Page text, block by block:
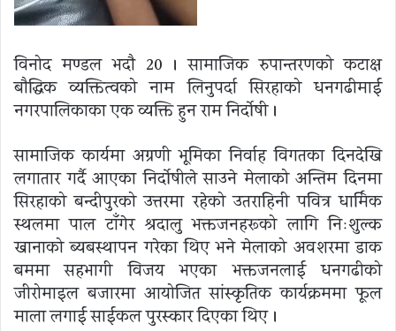
विनोद मण्डल भदाै 20 । सामाजिक रुपान्तरणको कटाक्ष
बाैद्धिक व्यक्तित्वको नाम लिनुपर्दा सिरहाको धनगढीमाई
नगरपालिकाका एक व्यक्ति हुन राम निर्दोषी ।
सामाजिक कार्यमा अग्रणी भूमिका निर्वाह विगतका दिनदेखि
लगातार गर्दै आएका निर्दोषीले साउने मेलाको अन्तिम दिनमा
सिरहाको बन्दीपुरको उत्तरमा रहेको उतराहिनी पवित्र धार्मिक
स्थलमा पाल टाँगेर श्रदालु भक्तजनहरूको लागि निःशुल्क
खानाको ब्यबस्थापन गरेका थिए भने मेलाको अवशरमा डाक
बममा सहभागी विजय भएका भक्तजनलाई धनगढीको
जीरोमाइल बजारमा आयोजित सांस्कृतिक कार्यक्रममा फूल
माला लगाई साईकल पुरस्कार दिएका थिए ।